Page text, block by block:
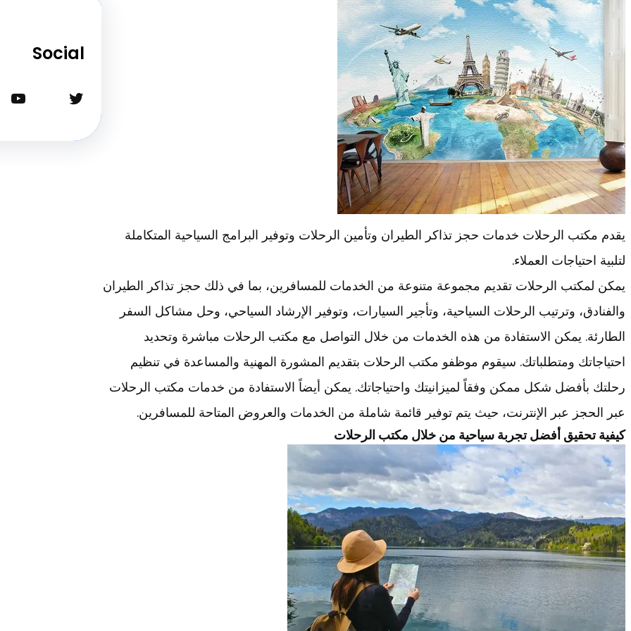
يقدم مكتب الرحلات خدمات حجز تذاكر الطيران وتأمين الرحلات وتوفير البرامج السياحية المتكاملة
لتلبية احتياجات العملاء.
يمكن لمكتب الرحلات تقديم مجموعة متنوعة من الخدمات للمسافرين، بما في ذلك حجز تذاكر الطيران
والفنادق، وترتيب الرحلات السياحية، وتأجير السيارات، وتوفير الإرشاد السياحي، وحل مشاكل السفر
الطارئة. يمكن الاستفادة من هذه الخدمات من خلال التواصل مع مكتب الرحلات مباشرة وتحديد
احتياجاتك ومتطلباتك. سيقوم موظفو مكتب الرحلات بتقديم المشورة المهنية والمساعدة في تنظيم
رحلتك بأفضل شكل ممكن وفقاً لميزانيتك واحتياجاتك. يمكن أيضاً الاستفادة من خدمات مكتب الرحلات
عبر الحجز عبر الإنترنت، حيث يتم توفير قائمة شاملة من الخدمات والعروض المتاحة للمسافرين.
كيفية تحقيق أفضل تجربة سياحية من خلال مكتب الرحلات
Social
تويتر
يوتيوب